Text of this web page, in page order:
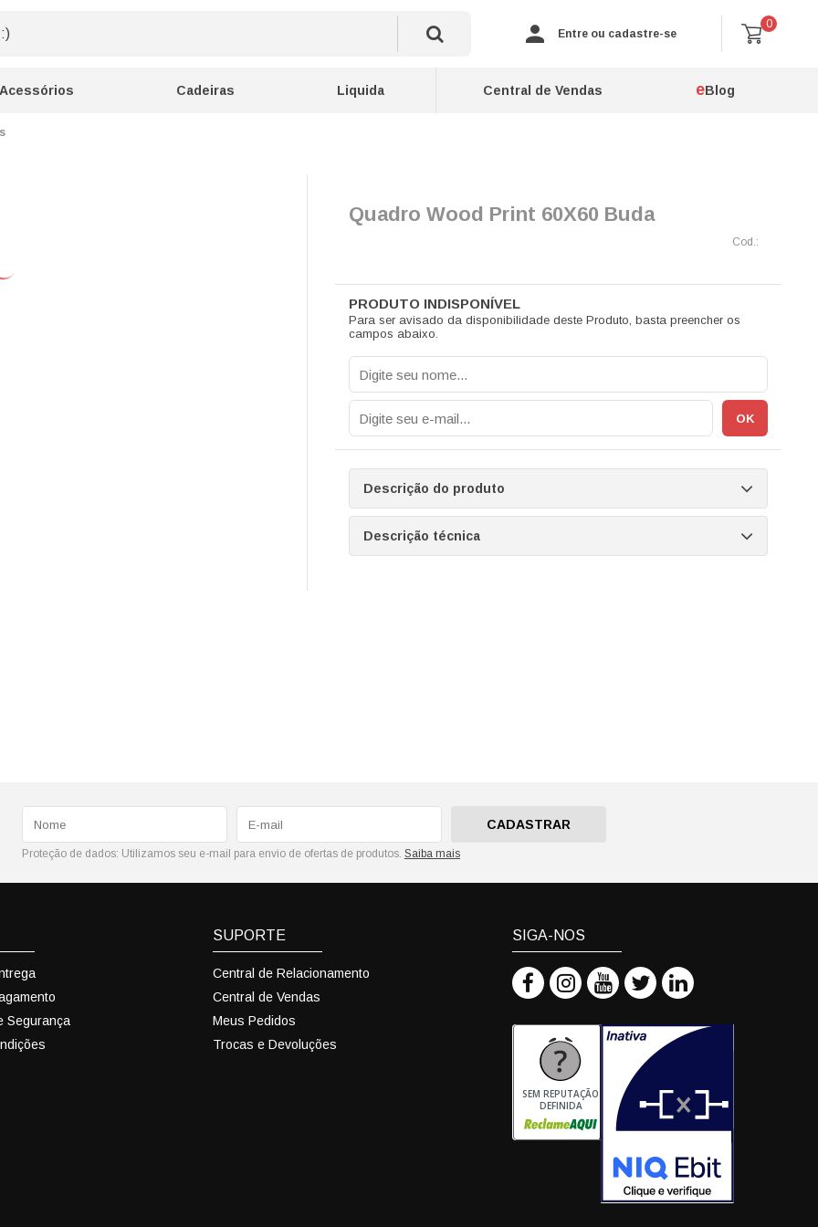
0
Entre ou cadastre-se
Acessórios Cadeiras Liquida Central de Vendas eBlog
Quadro Wood Print 60X60 Buda
Para ser avisado da disponibilidade deste Produto, basta preencher os
campos abaixo.
Descrição do produto
Descrição técnica
CADASTRAR
Proteção de dados: Utilizamos seu e-mail para envio de ofertas de produtos. Saiba mais
Segurança
SUPORTE
Central de Relacionamento
Central de Vendas
Meus Pedidos
Trocas e Devoluções
SIGA-NOS
SEM REPUTAÇÃO
DEFINIDA